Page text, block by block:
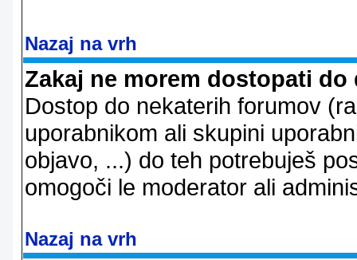
Nazaj na vrh
Zakaj ne morem dostopati
Dostop do nekaterih forumov
uporabnikom ali skupini
objavo, ...) do teh potrebuješ
omogoči le moderator ali
Nazaj na vrh